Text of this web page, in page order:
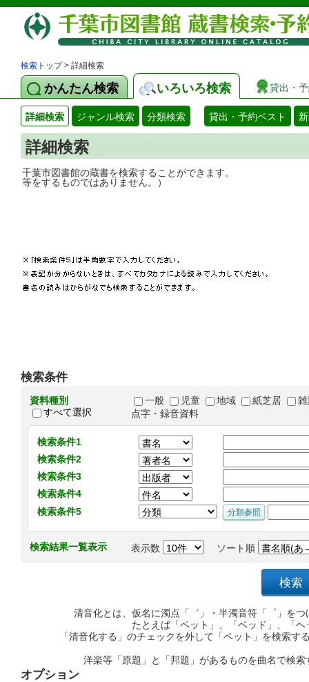
検索トップ> 詳細検索
かんたん検索 いろいろ検索 貸出・
詳細検索 ジャンル検索 分類検索 貸出・予約ベスト
詳細検索
千葉市図書館の蔵書を検索することがで
等をするものではありません。）
検索条件
資料種別
すべて選択
一般 児童 地域 紙芝居
点字・録音資料
検索条件1
検索条件2
検索条件3
検索条件4
検索条件5
検索結果一覧表示 表示数 ソート順
清音化とは、仮名に濁点「゛」・半濁音符「゜」を
たとえば「ペット」、「ベッド」、「
「清音化する」のチェックを外して「ペット」を検索
洋楽等「原題」と「邦題」があるものを曲名で検
オプション